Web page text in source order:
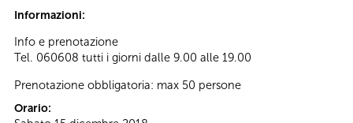
Informazioni:
Info e prenotazione
Tel. 060608 tutti i giorni dalle 9.00 alle 19.00
Prenotazione obbligatoria: max 50 persone
Orario: